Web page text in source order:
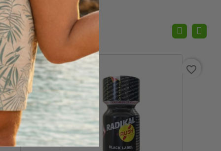
favorite_border favorite_border